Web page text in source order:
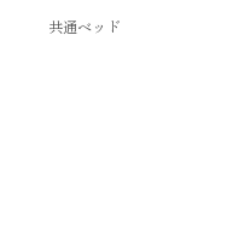
共通ベッド